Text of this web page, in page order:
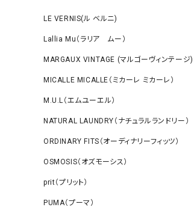
LE VERNIS(ル ベルニ)
Lallia Mu（ラリア ムー）
MARGAUX VINTAGE (マルゴーヴィンテージ)
MICALLE MICALLE（ミカーレ ミカーレ）
M.U.L（エムユーエル）
NATURAL LAUNDRY（ナチュラルランドリー）
ORDINARY FITS（オーディナリーフィッツ）
OSMOSIS（オズモーシス）
prit（プリット）
PUMA（プーマ）